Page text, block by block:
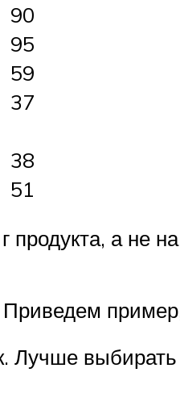
90
95
59
37
38
51
а не
Приведем
Лучше